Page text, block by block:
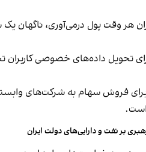
مصاحبه‌ای با پادکست «طبقه ۱۶» گفته بود در
تحویل داده‌های خصوصی
برای فروش سهام به شرکت‌های
است.
بر نفت و دارایی‌های دولت ایران